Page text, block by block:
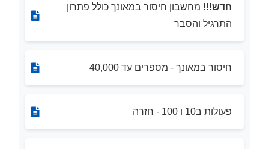
חדש!!! מחשבון חיסור במאונך כולל פתרון
התרגיל והסבר
חיסור במאונך - מספרים עד 40,000
פעולות ב10 ו 100 - חזרה